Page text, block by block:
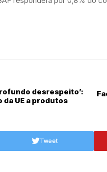
desrespeito’:
da UE a produtos
Tweet